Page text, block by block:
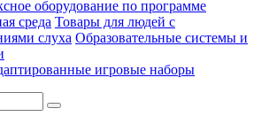
оборудование по программе
среда Товары для людей с
слуха Образовательные системы и
игровые наборы